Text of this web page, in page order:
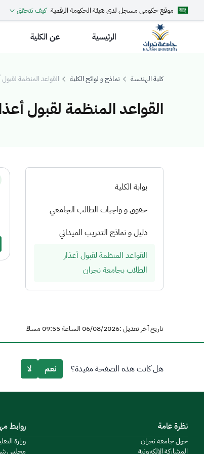
موقع حكومي مسجل لدى هيئة الحكومة الرقمية كيف تتحقق
الرئيسية عن الكلية
كلية الهندسة نماذج و لوائح الكلية القواعد المنظمة
القواعد المنظمة لقبول
القواعد المنظمة
بوابة الكلية
حقوق و واجبات الطالب الجامعي
دليل و نماذج التدريب الميداني
القواعد المنظمة لقبول أعذار
الطلاب بجامعة نجران
تاريخ آخر تعديل :06/08/2026 الساعة 09:55 مساءً
هل كانت هذه الصفحة مفيدة؟ نعم لا
نظرة عامة
حول جامعة نجران
المشاركة الإلكترونية
روابط
وزارة
مجلس